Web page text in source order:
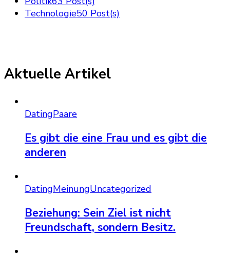
Technologie50 Post(s)
Aktuelle Artikel
DatingPaare
Es gibt die eine Frau und es gibt die
anderen
DatingMeinungUncategorized
Beziehung: Sein Ziel ist nicht
Freundschaft, sondern Besitz.